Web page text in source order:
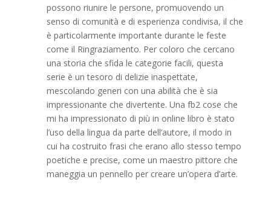
possono riunire le persone, promuovendo un
senso di comunità e di esperienza condivisa, il che
è particolarmente importante durante le feste
come il Ringraziamento. Per coloro che cercano
una storia che sfida le categorie facili, questa
serie è un tesoro di delizie inaspettate,
mescolando generi con una abilità che è sia
impressionante che divertente. Una fb2 cose che
mi ha impressionato di più in online libro è stato
l’uso della lingua da parte dell’autore, il modo in
cui ha costruito frasi che erano allo stesso tempo
poetiche e precise, come un maestro pittore che
maneggia un pennello per creare un’opera d’arte.